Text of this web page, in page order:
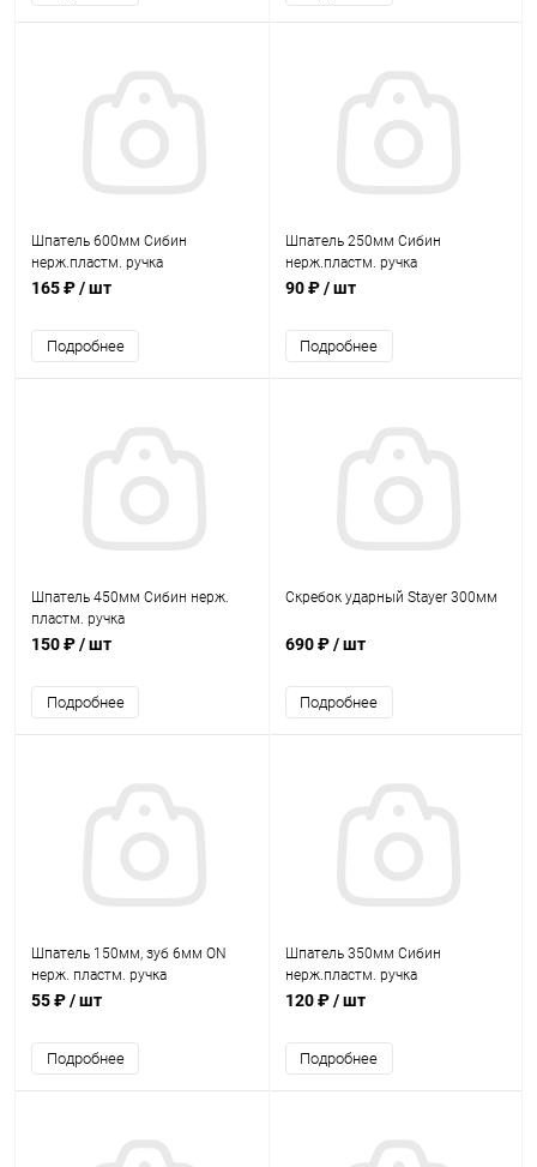
Шпатель 600мм Сибин
нерж.пластм. ручка
165 ₽/ шт
Подробнее
Шпатель 250мм Сибин
нерж.пластм. ручка
90 ₽/ шт
Подробнее
Шпатель 450мм Сибин нерж.
пластм. ручка
150 ₽/ шт
Подробнее
Скребок ударный Stayer 300мм
690 ₽/ шт
Подробнее
Шпатель 150мм, зуб 6мм ON
нерж. пластм. ручка
55 ₽/ шт
Подробнее
Шпатель 350мм Сибин
нерж.пластм. ручка
120 ₽/ шт
Подробнее